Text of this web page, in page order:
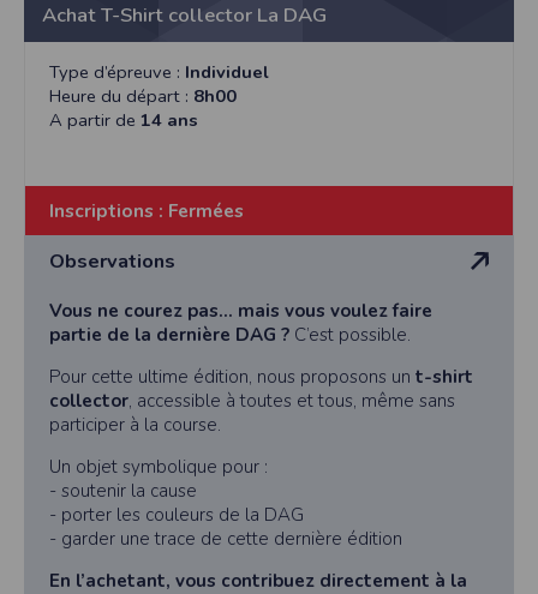
Achat T-Shirt collector La DAG
Type d’épreuve : Individuel
Heure du départ : 8h00
A partir de 14 ans
Inscriptions : Fermées
Observations
Vous ne courez pas… mais vous voulez faire
partie de la dernière DAG ? C’est possible.
Pour cette ultime édition, nous proposons un t-shirt
collector, accessible à toutes et tous, même sans
participer à la course.
Un objet symbolique pour :
- soutenir la cause
- porter les couleurs de la DAG
- garder une trace de cette dernière édition
En l’achetant, vous contribuez directement à la